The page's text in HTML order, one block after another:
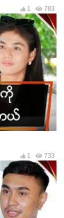
783
1
733
1